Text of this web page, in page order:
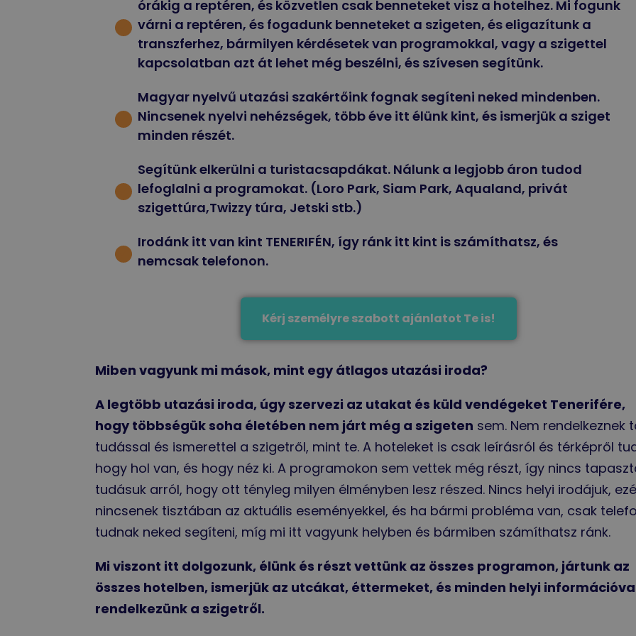
órákig a reptéren, és közvetlen csak benneteket visz a hotelhez. Mi fogunk
várni a reptéren, és fogadunk benneteket a szigeten, és eligazítunk a
transzferhez, bármilyen kérdésetek van programokkal, vagy a szigettel
kapcsolatban azt át lehet még beszélni, és szívesen segítünk.
Magyar nyelvű utazási szakértőink fognak segíteni neked mindenben.
Nincsenek nyelvi nehézségek, több éve itt élünk kint, és ismerjük a sziget
minden részét.
Segítünk elkerülni a turistacsapdákat. Nálunk a legjobb áron tudod
lefoglalni a programokat. (Loro Park, Siam Park, Aqualand, privát
szigettúra,Twizzy túra, Jetski stb.)
Irodánk itt van kint TENERIFÉN, így ránk itt kint is számíthatsz, és
nemcsak telefonon.
Kérj személyre szabott ajánlatot Te is!
Miben vagyunk mi mások, mint egy átlagos utazási iroda?
A legtöbb utazási iroda, úgy szervezi az utakat és küld vendégeket Tenerifére,
hogy többségük soha életében nem járt még a szigeten sem. Nem rendelkeznek
tudással és ismerettel a szigetről, mint te. A hoteleket is csak leírásról és térképről
hogy hol van, és hogy néz ki. A programokon sem vettek még részt, így nincs
tudásuk arról, hogy ott tényleg milyen élményben lesz részed. Nincs helyi irodájuk,
nincsenek tisztában az aktuális eseményekkel, és ha bármi probléma van, csak
tudnak neked segíteni, míg mi itt vagyunk helyben és bármiben számíthatsz ránk.
Mi viszont itt dolgozunk, élünk és részt vettünk az összes programon, jártunk az
összes hotelben, ismerjük az utcákat, éttermeket, és minden helyi
rendelkezünk a szigetről.